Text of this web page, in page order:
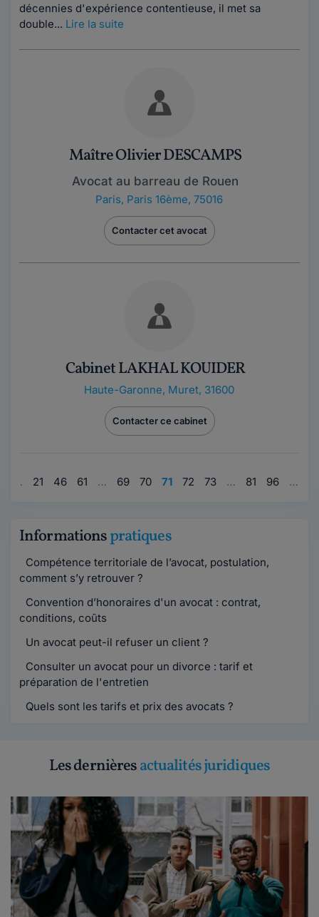
décennies d'expérience contentieuse, il met sa
double... Lire la suite
Maître Olivier DESCAMPS
Avocat au barreau de Rouen
Paris, Paris 16ème, 75016
Contacter cet avocat
Cabinet LAKHAL KOUIDER
Haute-Garonne, Muret, 31600
Contacter ce cabinet
… 21 46 61 … 69 70 71 72 73 … 81 96 …
Informationspratiques
Compétence territoriale de l’avocat, postulation,
comment s’y retrouver ?
Convention d’honoraires d'un avocat : contrat,
conditions, coûts
Un avocat peut-il refuser un client ?
Consulter un avocat pour un divorce : tarif et
préparation de l'entretien
Quels sont les tarifs et prix des avocats ?
Les dernièresactualités juridiques